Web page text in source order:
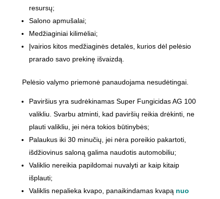
resursų;
Salono apmušalai;
Medžiaginiai kilimėliai;
Įvairios kitos medžiaginės detalės, kurios dėl pelėsio
prarado savo prekinę išvaizdą.
Pelėsio valymo priemonė panaudojama nesudėtingai.
Paviršius yra sudrėkinamas Super Fungicidas AG 100
valikliu. Svarbu atminti, kad paviršių reikia drėkinti, ne
plauti valikliu, jei nėra tokios būtinybės;
Palaukus iki 30 minučių, jei nėra poreikio pakartoti,
išdžiovinus saloną galima naudotis automobiliu;
Valiklio nereikia papildomai nuvalyti ar kaip kitaip
išplauti;
Valiklis nepalieka kvapo, panaikindamas kvapą nuo